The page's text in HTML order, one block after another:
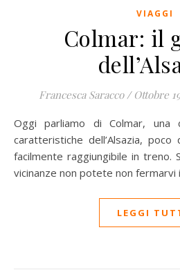
VIAGGI
Colmar: il
Francesca Saracco / Ottobre
Oggi parliamo di Colmar, una delle città più belle e
caratteristiche dell’Alsazia,
facilmente raggiungibile in treno.
vicinanze non potete non fermarvi
LEGGI